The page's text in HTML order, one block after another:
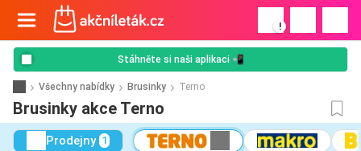
!
Stáhněte si naši aplikaci 📲
Všechny nabídky Brusinky Terno
Brusinky akce Terno
Prodejny 1